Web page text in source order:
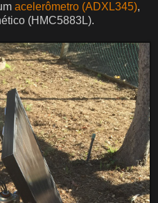
acelerômetro (ADXL345),
(HMC5883L).